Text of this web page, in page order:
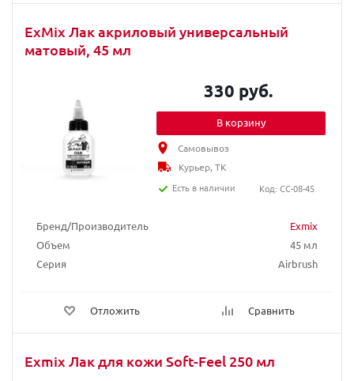
ExMix Лак акриловый универсальный
матовый, 45 мл
Бренд/Производитель
Exmix
Объем
45 мл
Серия
Airbrush
Отложить Сравнить
330 руб.
В корзину
Самовывоз
Курьер, ТК
Есть в наличии
Код: CC-08-45
Exmix Лак для кожи Soft-Feel 250 мл